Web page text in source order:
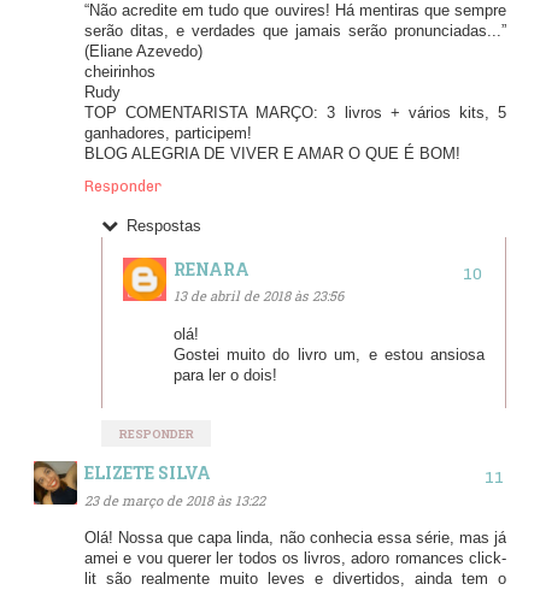
“Não acredite em tudo que ouvires! Há mentiras que sempre
serão ditas, e verdades que jamais serão pronunciadas...”
(Eliane Azevedo)
cheirinhos
Rudy
TOP COMENTARISTA MARÇO: 3 livros + vários kits, 5
ganhadores, participem!
BLOG ALEGRIA DE VIVER E AMAR O QUE É BOM!
Responder
Respostas
RENARA
13 de abril de 2018 às 23:56
olá!
Gostei muito do livro um, e estou ansiosa
para ler o dois!
RESPONDER
ELIZETE SILVA
23 de março de 2018 às 13:22
Olá! Nossa que capa linda, não conhecia essa série, mas já
amei e vou querer ler todos os livros, adoro romances click-
lit são realmente muito leves e divertidos, ainda tem o